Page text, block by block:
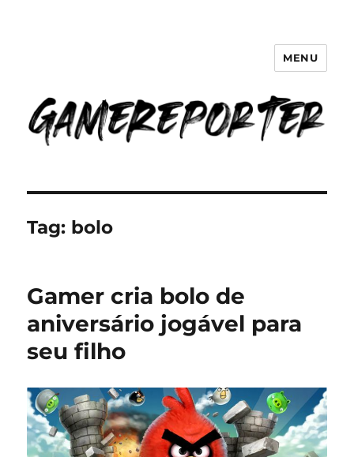
GameReporter | Cultura Gamer
MENU
Tag: bolo
Gamer cria bolo de
aniversário jogável para
seu filho